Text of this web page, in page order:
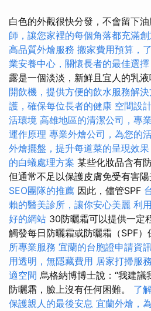
白色的外觀很快分發，不會留下油
師，讓您家裡的每個角落都充滿
高品質外燴服務 搬家費用預算，
業安養中心，關懷長者的最佳選擇
露是一個淡淡，新鮮且宜人的乳液
開飲機，提供方便的飲水服務解
護，確保每位長者的健康 空間設
活環境 高雄地區的清潔公司，專
運作原理 專業外燴公司，為您的
外燴擺盤，提升每道菜的呈現效果
的白蟻處理方案 某些化妝品含有
但通常不足以保護皮膚免受有害陽
SEO團隊的推薦 因此，儘管SPF
賴的醫美診所，讓你安心美麗 利
好的網站 30防曬霜可以提供一定
觸發每日防曬霜或防曬霜（SPF）
所專業服務 宜蘭的台胞證申請資
用透明，無隱藏費用 居家打掃服
適空間 烏格納博博士說：“我建
防曬霜，臉上沒有任何困難。 了
保護親人的最後安息 宜蘭外燴，